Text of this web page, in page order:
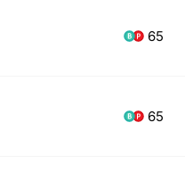
65
65